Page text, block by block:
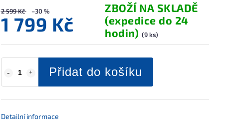
2 599 Kč –30 %
1 799 Kč
ZBOŽÍ NA SKLADĚ
(expedice do 24
hodin) (9 ks)
Přidat do košíku
Detailní informace